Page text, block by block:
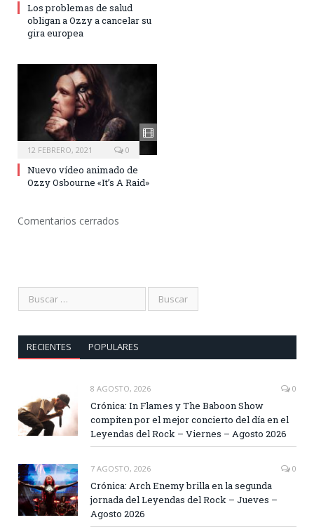
Los problemas de salud
obligan a Ozzy a cancelar su
gira europea
12 FEBRERO, 2021 0
Nuevo vídeo animado de
Ozzy Osbourne «It’s A Raid»
Comentarios cerrados
RECIENTES POPULARES
8 AGOSTO, 2026 0
Crónica: In Flames y The Baboon Show
compiten por el mejor concierto del día en el
Leyendas del Rock – Viernes – Agosto 2026
7 AGOSTO, 2026 0
Crónica: Arch Enemy brilla en la segunda
jornada del Leyendas del Rock – Jueves –
Agosto 2026